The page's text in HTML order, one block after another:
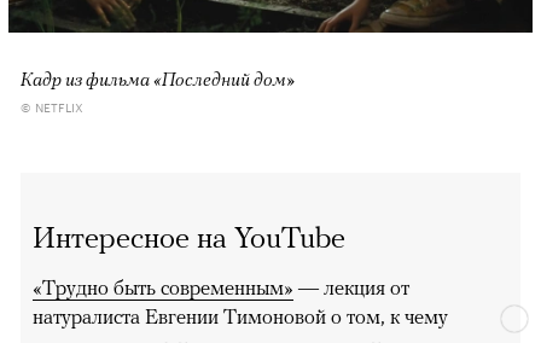
Кадр из фильма «Последний дом»
© NETFLIX
Интересное на YouTube
«Трудно быть современным» — лекция от
натуралиста Евгении Тимоновой о том, к чему